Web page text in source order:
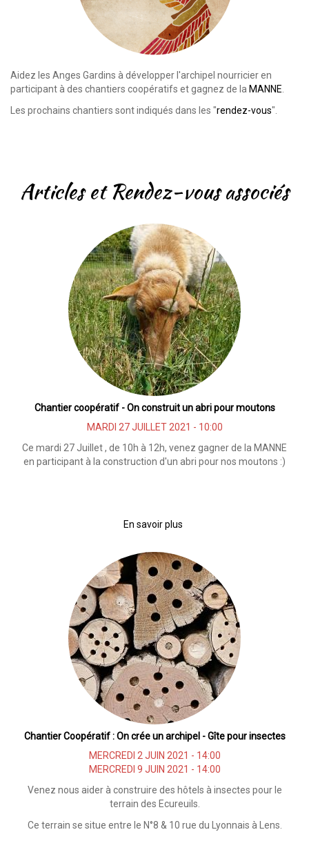
Aidez les Anges Gardins à développer l'archipel nourricier en
participant à des chantiers coopératifs et gagnez de la MANNE.
Les prochains chantiers sont indiqués dans les "rendez-vous".
Articles et Rendez-vous associés
Chantier coopératif - On construit un abri pour moutons
MARDI 27 JUILLET 2021 - 10:00
Ce mardi 27 Juillet , de 10h à 12h, venez gagner de la MANNE
en participant à la construction d'un abri pour nos moutons :)
En savoir plus
-
On
construit
un
abri
pour
moutons
Chantier Coopératif : On crée un archipel - Gîte pour insectes
MERCREDI 2 JUIN 2021 - 14:00
MERCREDI 9 JUIN 2021 - 14:00
Venez nous aider à construire des hôtels à insectes pour le
terrain des Ecureuils.
Ce terrain se situe entre le N°8 & 10 rue du Lyonnais à Lens.